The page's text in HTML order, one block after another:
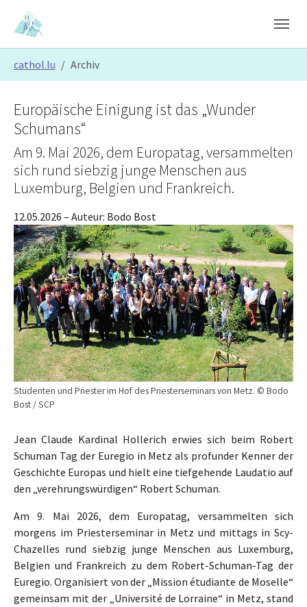
Skip to main content
Skip to page footer
cathol.lu Archiv
Studenten und Priester im Hof des Priesterseminars von Metz. © Bodo
Bost / SCP
Europäische Einigung ist das „Wunder
Schumans“
Am 9. Mai 2026, dem Europatag, versammelten
sich rund siebzig junge Menschen aus
Luxemburg, Belgien und Frankreich.
12.05.2026 – Auteur: Bodo Bost
Jean Claude Kardinal Hollerich erwies sich beim Robert
Schuman Tag der Euregio in Metz als profunder Kenner der
Geschichte Europas und hielt eine tiefgehende Laudatio auf
den „verehrungswürdigen“ Robert Schuman.
Am 9. Mai 2026, dem Europatag, versammelten sich
morgens im Priesterseminar in Metz und mittags in Scy-
Chazelles rund siebzig junge Menschen aus Luxemburg,
Belgien und Frankreich zu dem Robert-Schuman-Tag der
Euregio. Organisiert von der „Mission étudiante de Moselle“
gemeinsam mit der „Université de Lorraine“ in Metz, stand